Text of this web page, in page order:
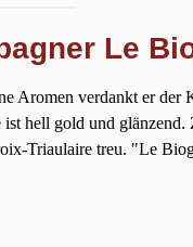
Le
Aromen verdankt er
hell gold und
Triaulaire treu. "Le